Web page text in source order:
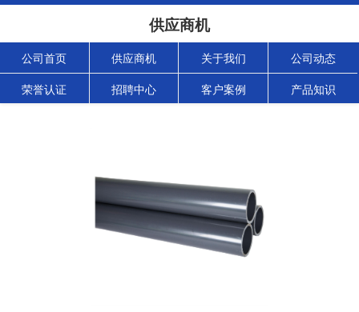
供应商机
公司首页 供应商机 关于我们 公司动态
荣誉认证 招聘中心 客户案例 产品知识